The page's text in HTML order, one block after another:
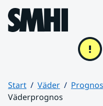
Hoppa till sidans innehåll
Start Väder
Väderprognos